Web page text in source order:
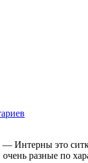
— Интерны это
разные по